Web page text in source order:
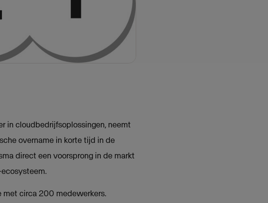
in cloudbedrijfsoplossingen, neemt
overname in korte tijd in de
direct een voorsprong in de markt
met circa 200 medewerkers.